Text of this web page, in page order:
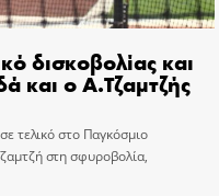
δισκοβολίας και
και ο Α.Τζαμτζής
τελικό στο Παγκόσμιο
στη σφυροβολία,